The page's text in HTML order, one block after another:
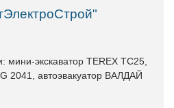
мини-экскаватор TEREX ТС25,
2041, автоэвакуатор ВАЛДАЙ